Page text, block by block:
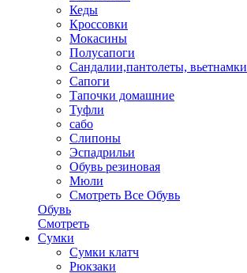
Кеды
Кроссовки
Мокасины
Полусапоги
Сандалии,пантолеты, вьетнамки
Сапоги
Тапочки домашние
Туфли
сабо
Слипоны
Эспадрильи
Обувь резиновая
Мюли
Смотреть Все Обувь
Обувь
Смотреть
Сумки
Сумки клатч
Рюкзаки